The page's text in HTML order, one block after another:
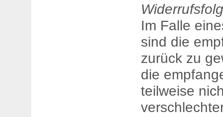
Im Falle
sind die
zurück zu
die
teilweise